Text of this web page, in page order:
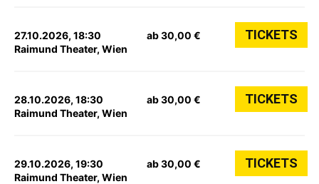
27.10.2026, 18:30
Raimund Theater, Wien
ab 30,00 € TICKETS
28.10.2026, 18:30
Raimund Theater, Wien
ab 30,00 € TICKETS
29.10.2026, 19:30
Raimund Theater, Wien
ab 30,00 € TICKETS